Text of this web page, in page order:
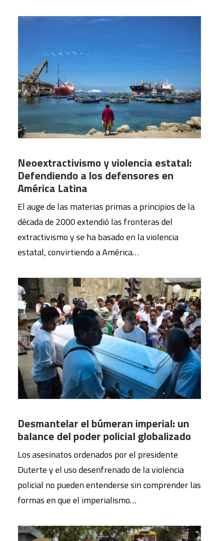
Neoextractivismo y violencia estatal:
Defendiendo a los defensores en
América Latina
El auge de las materias primas a principios de la
década de 2000 extendió las fronteras del
extractivismo y se ha basado en la violencia
estatal, convirtiendo a América…
Desmantelar el búmeran imperial: un
balance del poder policial globalizado
Los asesinatos ordenados por el presidente
Duterte y el uso desenfrenado de la violencia
policial no pueden entenderse sin comprender las
formas en que el imperialismo…